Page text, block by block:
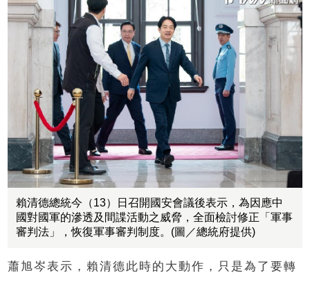
賴清德總統今（13）日召開國安會議後表示，為因應中
國對國軍的滲透及間諜活動之威脅，全面檢討修正「軍事
審判法」，恢復軍事審判制度。(圖／總統府提供)​
蕭旭岑表示，賴清德此時的大動作，只是為了要轉